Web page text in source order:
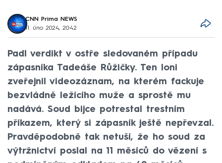
CNN Prima NEWS
11. úno 2024, 20:42
Padl verdikt v ostře sledovaném případu
zápasníka Tadeáše Růžičky. Ten loni
zveřejnil videozáznam, na kterém fackuje
bezvládně ležícího muže a sprostě mu
nadává. Soud bijce potrestal trestním
příkazem, který si zápasník ještě nepřevzal.
Pravděpodobně tak netuší, že ho soud za
výtržnictví poslal na 11 měsíců do vězení s